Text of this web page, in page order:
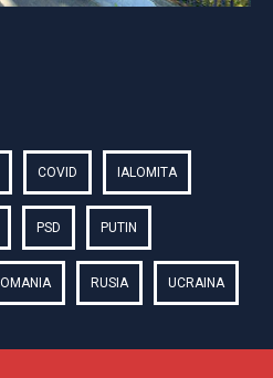
COVID IALOMITA
PSD PUTIN
RUSIA UCRAINA